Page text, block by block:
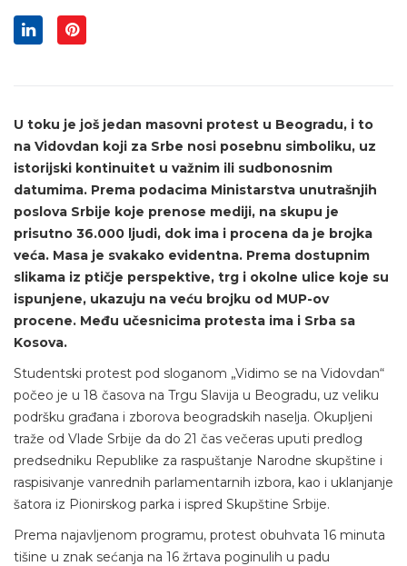
U toku je još jedan masovni protest u Beogradu, i to
na Vidovdan koji za Srbe nosi posebnu simboliku, uz
istorijski kontinuitet u važnim ili sudbonosnim
datumima. Prema podacima Ministarstva unutrašnjih
poslova Srbije koje prenose mediji, na skupu je
prisutno 36.000 ljudi, dok ima i procena da je brojka
veća. Masa je svakako evidentna. Prema dostupnim
slikama iz ptičje perspektive, trg i okolne ulice koje su
ispunjene, ukazuju na veću brojku od MUP-ov
procene. Među učesnicima protesta ima i Srba sa
Kosova.
Studentski protest pod sloganom „Vidimo se na Vidovdan“
počeo je u 18 časova na Trgu Slavija u Beogradu, uz veliku
podršku građana i zborova beogradskih naselja. Okupljeni
traže od Vlade Srbije da do 21 čas večeras uputi predlog
predsedniku Republike za raspuštanje Narodne skupštine i
raspisivanje vanrednih parlamentarnih izbora, kao i uklanjanje
šatora iz Pionirskog parka i ispred Skupštine Srbije.
Prema najavljenom programu, protest obuhvata 16 minuta
tišine u znak sećanja na 16 žrtava poginulih u padu